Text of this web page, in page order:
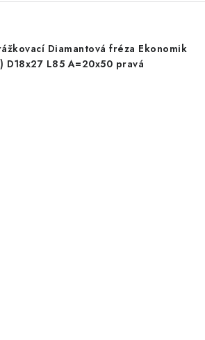
Diamantová fréza Ekonomik
D18x27 L85 A=20x50 pravá